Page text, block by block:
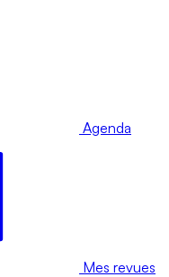
Agenda
Mes revues